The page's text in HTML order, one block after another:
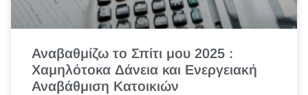
Αναβαθμίζω το Σπίτι μου 2025 :
Χαμηλότοκα Δάνεια και Ενεργειακή
Αναβάθμιση Κατοικιών